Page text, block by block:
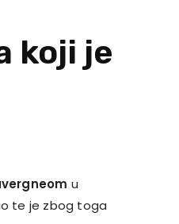
koji je
u
te je zbog toga